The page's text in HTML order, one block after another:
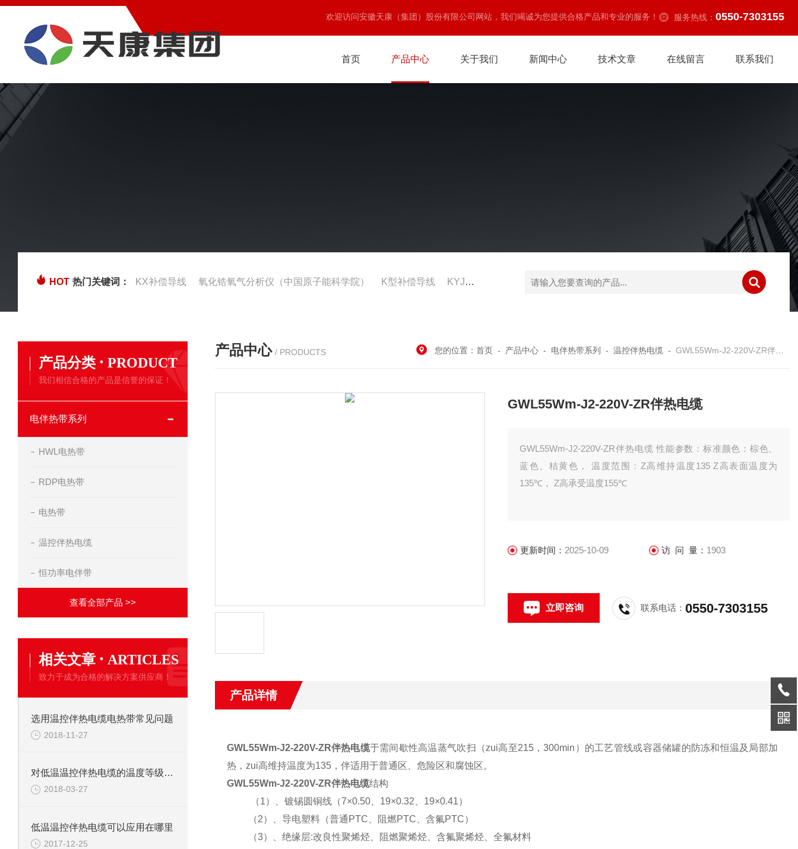
欢迎访问安徽天康（集团）股份有限公司网站，我们竭诚为您提供合格产品和专业的服务！ 服务热线： 0550-7303155
首页 产品中心 关于我们 新闻中心 技术文章 在线留言 联系我们
HOT 热门关键词： KX补偿导线 氧化锆氧气分析仪（中国原子能科学院） K型补偿导线 KYJV22控制电缆供应
产品分类 · PRODUCT
我们相信合格的产品是信誉的保证！
电伴热带系列
HWL电热带
RDP电热带
电热带
温控伴热电缆
恒功率电伴带
查看全部产品 >>
相关文章 · ARTICLES
致力于成为合格的解决方案供应商！
选用温控伴热电缆电热带常见问题
2018-11-27
对低温温控伴热电缆的温度等级错误的理解
2018-03-27
低温温控伴热电缆可以应用在哪里
2017-12-25
产品中心 / PRODUCTS 您的位置：首页 - 产品中心 - 电伴热带系列 -温控伴热电缆 -GWL55Wm-J2-220V-ZR伴热电缆
GWL55Wm-J2-220V-ZR伴热电缆
GWL55Wm-J2-220V-ZR伴热电缆 性能参数：标准颜色：棕色、
蓝色、桔黄色， 温度范围：Z高维持温度135 Z高表面温度为
135℃， Z高承受温度155℃
更新时间： 2025-10-09 访 问 量： 1903
立即咨询 联系电话：0550-7303155
产品详情
GWL55Wm-J2-220V-ZR伴热电缆于需间歇性高温蒸气吹扫（zui高至215，300min）的工艺管线或容器储罐的防冻和恒温及局部加
热，zui高维持温度为135，伴适用于普通区、危险区和腐蚀区。
GWL55Wm-J2-220V-ZR伴热电缆结构
（1）、镀锡圆铜线（7×0.50、19×0.32、19×0.41）
（2）、导电塑料（普通PTC、阻燃PTC、含氟PTC）
（3）、绝缘层:改良性聚烯烃、阻燃聚烯烃、含氟聚烯烃、全氟材料